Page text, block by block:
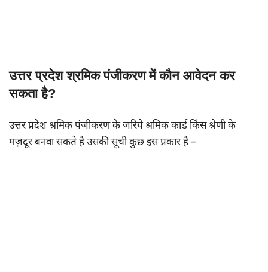
उत्तर प्रदेश श्रमिक पंजीकरण में कौन आवेदन कर
सकता है?
उत्तर प्रदेश श्रमिक पंजीकरण के जरिये श्रमिक कार्ड किंस श्रेणी के
मज़दूर बनवा सकते है उसकी सूची कुछ इस प्रकार है –